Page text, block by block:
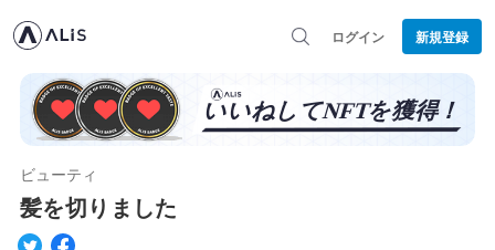
ログイン 新規登録
ビューティ
髪を切りました